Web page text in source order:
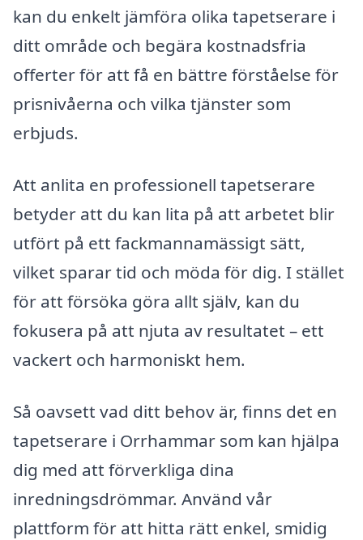
kan du enkelt jämföra olika tapetserare i
ditt område och begära kostnadsfria
offerter för att få en bättre förståelse för
prisnivåerna och vilka tjänster som
erbjuds.
Att anlita en professionell tapetserare
betyder att du kan lita på att arbetet blir
utfört på ett fackmannamässigt sätt,
vilket sparar tid och möda för dig. I stället
för att försöka göra allt själv, kan du
fokusera på att njuta av resultatet – ett
vackert och harmoniskt hem.
Så oavsett vad ditt behov är, finns det en
tapetserare i Orrhammar som kan hjälpa
dig med att förverkliga dina
inredningsdrömmar. Använd vår
plattform för att hitta rätt enkel, smidig